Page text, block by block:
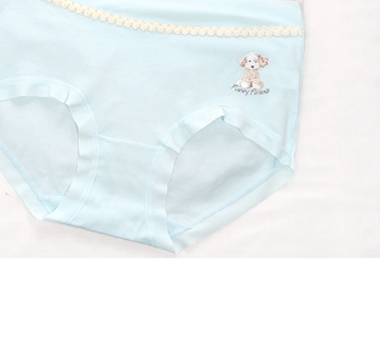
有限公司。
事宜，請瀏覽以下網址：
事先徵得法定代理人或監護人之同意方可使用
若未經同意申辦者引起之損失，本公司不負相關責
後付」時，將依據個別帳號之用戶狀況，依本公司即
額度；若仍有額度不足之情形，本公司將視審查結果
。
帳號或使用他人資訊註冊。若發現惡意使用之情形，
將有權停止該用戶之使用額度並採取法律行動。